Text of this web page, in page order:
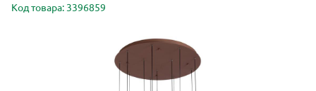
Код товара: 3396859